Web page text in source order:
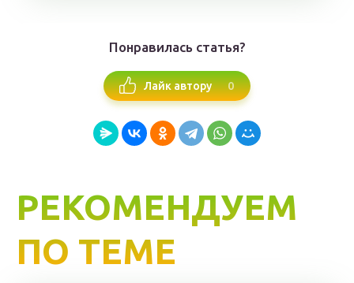
Понравилась статья?
Лайк автору 0
РЕКОМЕНДУЕМ
ПО ТЕМЕ